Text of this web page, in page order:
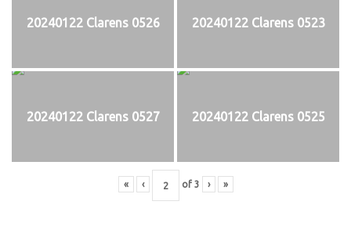
20240122 Clarens 0526 20240122 Clarens 0523
20240122 Clarens 0527 20240122 Clarens 0525
« ‹ of 3 › »